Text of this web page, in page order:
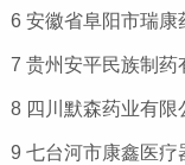
6 安徽省阜阳市瑞康
7 贵州安平民族制
8 四川默森药业有限
9 七台河市康鑫医疗